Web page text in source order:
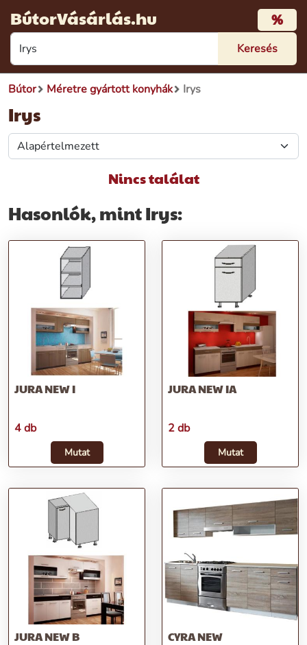
BútorVásárlás.hu %
Bútor Méretre gyártott konyhák Irys
Irys
Nincs találat
Hasonlók, mint Irys:
JURA NEW I
4 db
Mutat
JURA NEW IA
2 db
Mutat
JURA NEW B CYRA NEW